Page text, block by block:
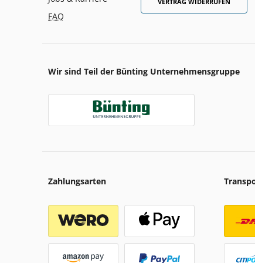
FAQ
Wir sind Teil der Bünting Unternehmensgruppe
Zahlungsarten